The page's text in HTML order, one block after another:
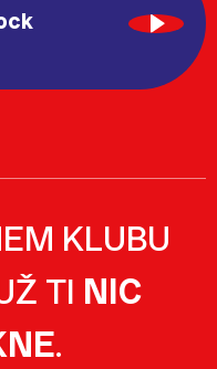
KLUBU
TI NIC
.